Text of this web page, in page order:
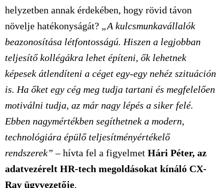
helyzetben annak érdekében, hogy rövid távon
növelje hatékonyságát? „A kulcsmunkavállalók
beazonosítása létfontosságú. Hiszen a legjobban
teljesítő kollégákra lehet építeni, ők lehetnek
képesek átlendíteni a céget egy-egy nehéz szituáción
is. Ha őket egy cég meg tudja tartani és megfelelően
motiválni tudja, az már nagy lépés a siker felé.
Ebben nagymértékben segíthetnek a modern,
technológiára épülő teljesítményértékelő
rendszerek” –hívta fel a figyelmet Hári Péter, az
adatvezérelt HR-tech megoldásokat kínáló CX-
Ray ügyvezetője.